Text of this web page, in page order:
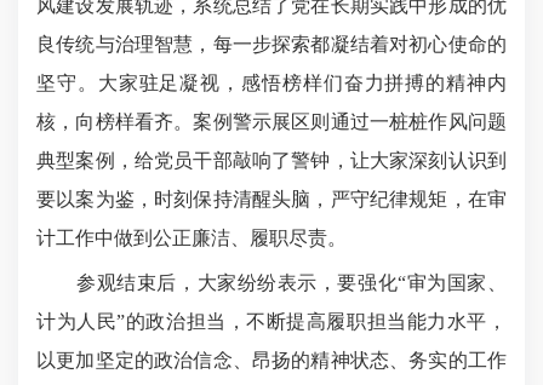
风建设发展轨迹，系统总结了党在长期实践中形成的优
良传统与治理智慧，每一步探索都凝结着对初心使命的
坚守。大家驻足凝视，感悟榜样们奋力拼搏的精神内
核，向榜样看齐。案例警示展区则通过一桩桩作风问题
典型案例，给党员干部敲响了警钟，让大家深刻认识到
要以案为鉴，时刻保持清醒头脑，严守纪律规矩，在审
计工作中做到公正廉洁、履职尽责。
参观结束后，大家纷纷表示，要强化“审为国家、
计为人民”的政治担当，不断提高履职担当能力水平，
以更加坚定的政治信念、昂扬的精神状态、务实的工作